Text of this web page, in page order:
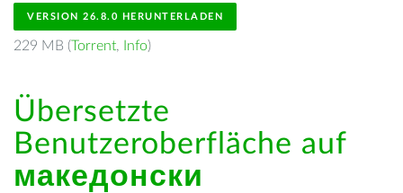
VERSION 26.8.0 HERUNTERLADEN
229 MB (Torrent, Info)
Übersetzte
Benutzeroberfläche auf
македонски